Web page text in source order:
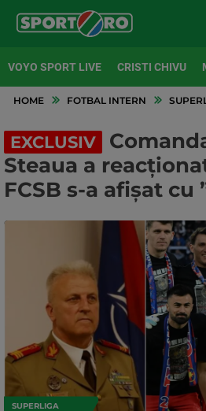
VOYO SPORT LIVE CRISTI CHIVU
HOME FOTBAL INTERN
EXCLUSIV
Steaua a
FCSB s-a afișat cu
SUPERLIGA